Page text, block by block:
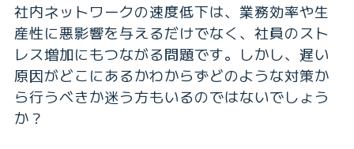
社内ネットワークの速度低下は、業務効率や生
産性に悪影響を与えるだけでなく、社員のスト
レス増加にもつながる問題です。しかし、遅い
原因がどこにあるかわからずどのような対策か
ら行うべきか迷う方もいるのではないでしょう
か？